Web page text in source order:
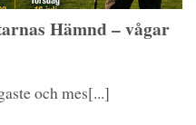
Hämnd – vågar
och mes[...]